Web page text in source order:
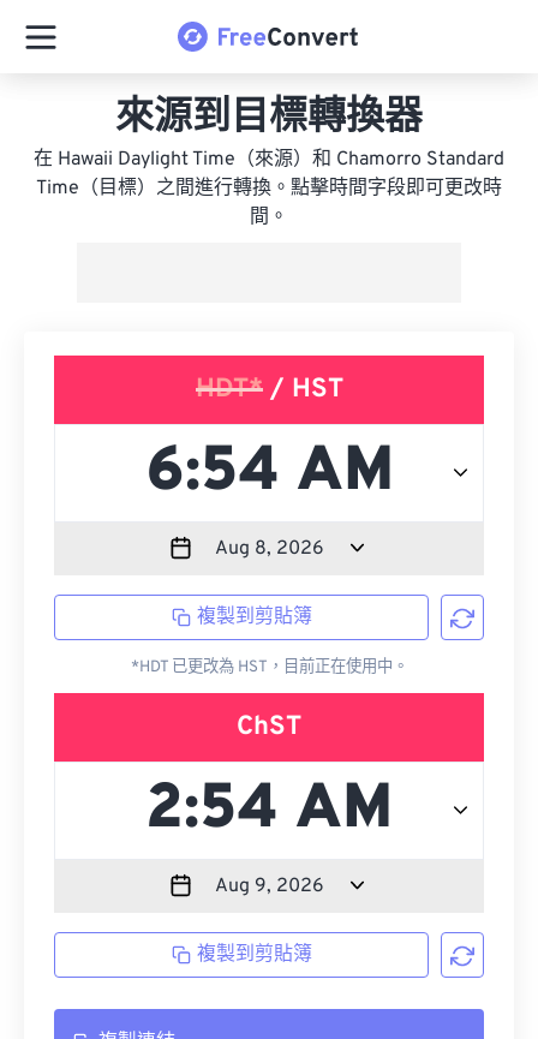
來源到目標轉換器
在 Hawaii Daylight Time（來源）和 Chamorro Standard
Time（目標）之間進行轉換。點擊時間字段即可更改時
間。
HDT*/ HST
複製到剪貼簿
*HDT 已更改為 HST，目前正在使用中。
ChST
複製到剪貼簿